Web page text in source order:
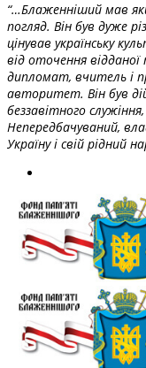
“…Блаженніший мав
погляд. Він був дуже
цінував українську
від оточення
дипломат, вчитель і
авторитет. Він був
беззавітного
Непередбачуваний,
Україну і свій рідний